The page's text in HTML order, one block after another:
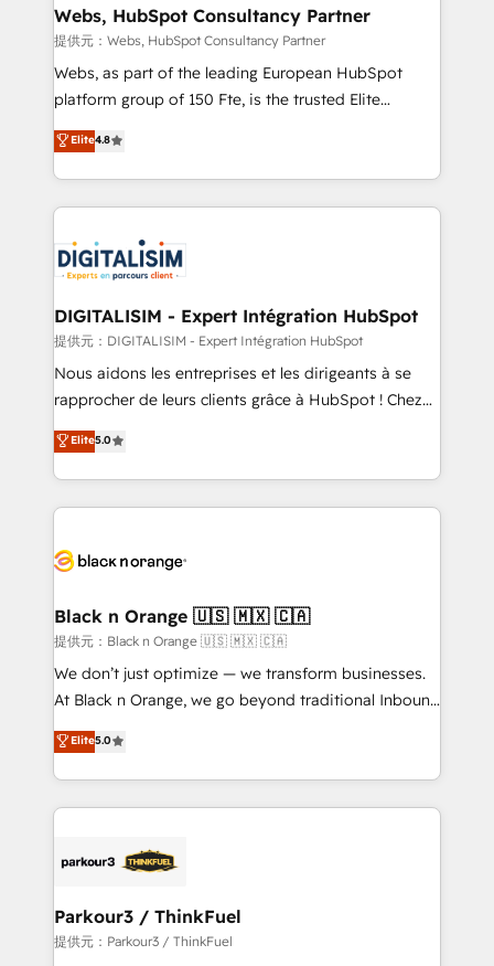
their unique business needs. We are thrilled to have
Blue Frog in the HubSpot ecosystem leading the
way for customers!" - Yamini Rangan, CEO of
HubSpot “Our experience with the team at Blue Frog
of experience and quality of skilled staff has earned
them a trusted reputation within the HubSpot
clients.” - Brian Garvey, VP, Solutions Partner
Program, HubSpot.
Webs, HubSpot Consultancy Partner
提供元：Webs, HubSpot Consultancy Partner
Webs, as part of the leading European HubSpot
platform group of 150 Fte, is the trusted Elite
HubSpot CRM Partner offering you a roadmap on
maximizing EBITDA and achieving Commercial
Excellence. With our targeted processes, we
strengthen your digital transformation and minimize
Implementation partner, we provide expertise to
drive your business forward. Since 2015 we are fully
dedicated to HubSpot and with an experienced
team (50+), we work with reputable companies in
B2B sectors such as manufacturing, SaaS and
business services. We prepare a customized
impact of your digital transformation, including a
detailed financial rationale with a focus on ROI and
embark on a transformational journey that sets your
business up for long-term success. Unlock your
business. If not now, when?
Elite4.8
DIGITALISIM - Expert Intégration HubSpot
提供元：DIGITALISIM - Expert Intégration HubSpot
Nous aidons les entreprises et les dirigeants à se
rapprocher de leurs clients grâce à HubSpot ! Chez
DIGITALISIM, nous avons l'intime conviction que la
réussite des entreprises passe par l’innovation web,
le marketing digital, et la relation client ! C'est
pourquoi, nos experts sont à la fois capables de
référencement, votre stratégie digitale et le pilotage
projet HubSpot avec DIGITALISIM : 🧽 Nettoyage,
migration et intégration des bases de données. 🚀
Développement des interfaces avec vos logiciels
métiers ⚙️ Configuration de la plateforme HubSpot
Book Process & Guidelines utilisateurs 🎓
Formations des utilisateurs
Elite5.0
Black n Orange 🇺🇸 🇲🇽 🇨🇦
提供元：Black n Orange 🇺🇸 🇲🇽 🇨🇦
We don’t just optimize — we transform businesses.
At Black n Orange, we go beyond traditional Inbound
Marketing with our exclusive methodologies:
BOOMS and BOOST. Together, they form a powerful
combination that has driven success for over 800
businesses worldwide. As Elite HubSpot Partners, we
strategies that integrate data-driven marketing,
companies scale faster and smarter. 🔹 BOOMS:
Demand generation for all your buyers With BOOMS,
Elite5.0
Parkour3 / ThinkFuel
提供元：Parkour3 / ThinkFuel